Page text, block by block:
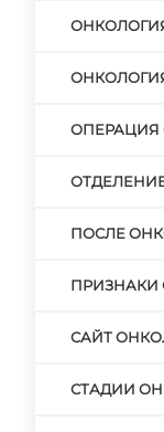
ОПЕРАЦИЯ
ПОСЛЕ
ПРИЗНАКИ
САЙТ
СТАДИИ